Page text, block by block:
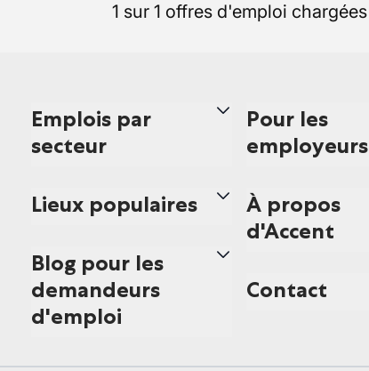
1 sur 1 offres d'emploi chargées
Emplois par
secteur
Lieux populaires
Blog pour les
demandeurs
d'emploi
Pour les
employeurs
À propos
d'Accent
Contact